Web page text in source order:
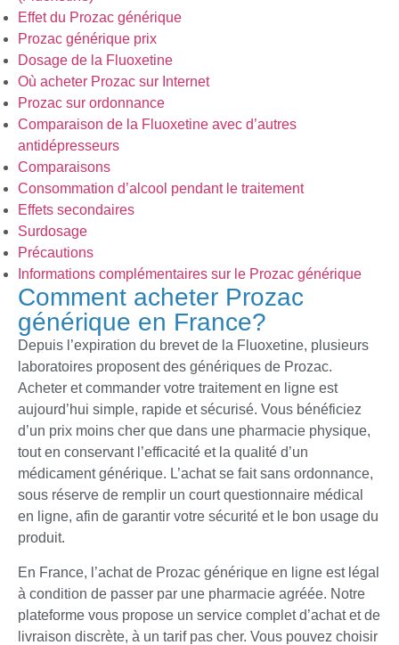
Effet du Prozac générique
Prozac générique prix
Dosage de la Fluoxetine
Où acheter Prozac sur Internet
Prozac sur ordonnance
Comparaison de la Fluoxetine avec d’autres
antidépresseurs
Comparaisons
Consommation d’alcool pendant le traitement
Effets secondaires
Surdosage
Précautions
Informations complémentaires sur le Prozac générique
Comment acheter Prozac
générique en France?
Depuis l’expiration du brevet de la Fluoxetine, plusieurs
laboratoires proposent des génériques de Prozac.
Acheter et commander votre traitement en ligne est
aujourd’hui simple, rapide et sécurisé. Vous bénéficiez
d’un prix moins cher que dans une pharmacie physique,
tout en conservant l’efficacité et la qualité d’un
médicament générique. L’achat se fait sans ordonnance,
sous réserve de remplir un court questionnaire médical
en ligne, afin de garantir votre sécurité et le bon usage du
produit.
En France, l’achat de Prozac générique en ligne est légal
à condition de passer par une pharmacie agréée. Notre
plateforme vous propose un service complet d’achat et de
livraison discrète, à un tarif pas cher. Vous pouvez choisir